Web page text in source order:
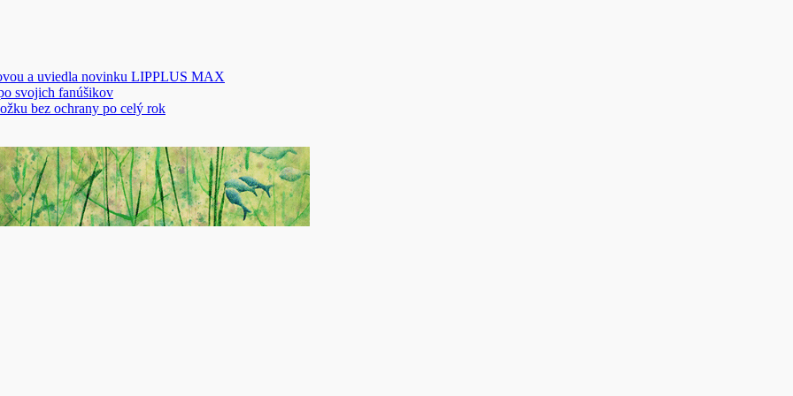
a uviedla novinku LIPPLUS MAX
svojich fanúšikov
bez ochrany po celý rok